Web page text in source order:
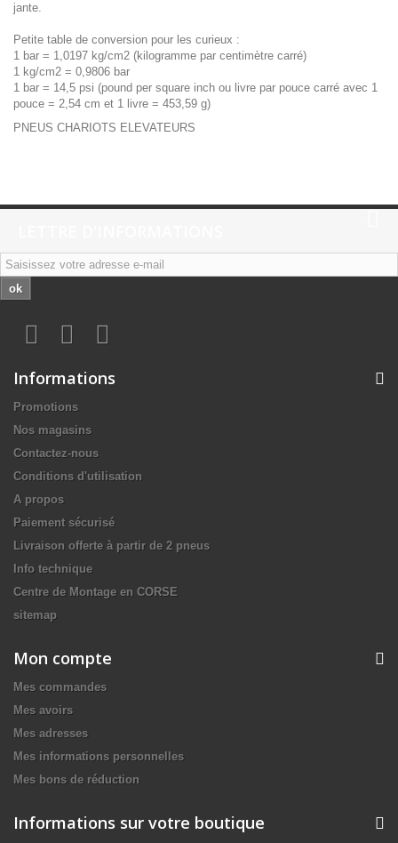
jante.
Petite table de conversion pour les curieux :
1 bar = 1,0197 kg/cm2 (kilogramme par centimètre carré)
1 kg/cm2 = 0,9806 bar
1 bar = 14,5 psi (pound per square inch ou livre par pouce carré avec 1
pouce = 2,54 cm et 1 livre = 453,59 g)
PNEUS CHARIOTS ELEVATEURS
ok
Informations
Promotions
Nos magasins
Contactez-nous
Conditions d'utilisation
A propos
Paiement sécurisé
Livraison offerte à partir de 2 pneus
Info technique
Centre de Montage en CORSE
sitemap
Mon compte
Mes commandes
Mes avoirs
Mes adresses
Mes informations personnelles
Mes bons de réduction
Informations sur votre boutique